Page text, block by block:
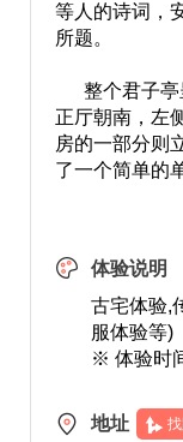
等人的诗词，
所题。
整个君子亭
正厅朝南，左
房的一部分则
了一个简单的
体验说明
古宅体验,
服体验等)
※ 体验时
地址